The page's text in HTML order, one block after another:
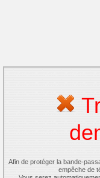
Afin de protéger la bande-
empêche de